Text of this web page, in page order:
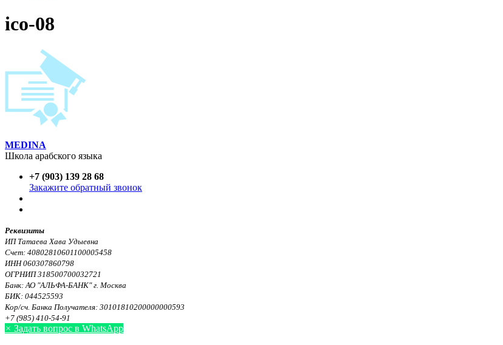
ico-08
MEDINA
Школа арабского языка
+7 (903) 139 28 68
Закажите обратный звонок
Реквизиты
ИП Татаева Хава Удыевна
Счет: 40802810601100005458
ИНН 060307860798
ОГРНИП 318500700032721
Банк: АО "АЛЬФА-БАНК" г. Москва
БИК: 044525593
Кор/сч. Банка Получателя: 30101810200000000593
+7 (985) 410-54-91
× Задать вопрос в WhatsApp